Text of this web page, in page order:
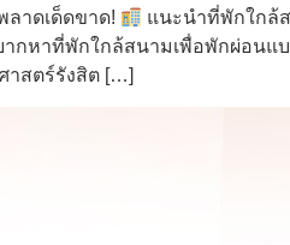
ลาดเด็ดขาด!
แนะนำที่พักใกล้ส
กหาที่พักใกล้สนามเพื่อพักผ่อน
าสตร์รังสิต […]